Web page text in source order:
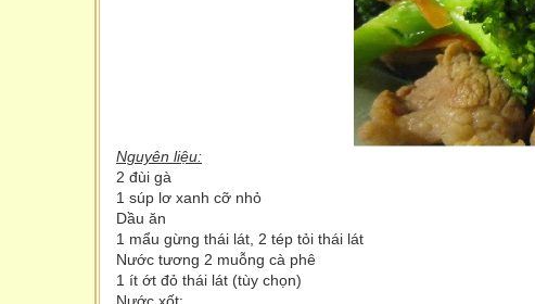
Nguyên liệu:
2 đùi gà
1 súp lơ xanh cỡ nhỏ
Dầu ăn
1 mẩu gừng thái lát, 2 tép tỏi thái lát
Nước tương 2 muỗng cà phê
1 ít ớt đỏ thái lát (tùy chọn)